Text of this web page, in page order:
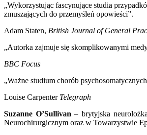
„Wykorzystując fascynujące studia
zmuszających do przemyśleń opowieści”.
Adam Staten, British Journal of General
„Autorka zajmuje się skomplikowanymi
BBC Focus
„Ważne studium chorób
Louise Carpenter Telegraph
Suzanne O’Sullivan– brytyjska
Neurochirurgicznym oraz w Towarzystwie